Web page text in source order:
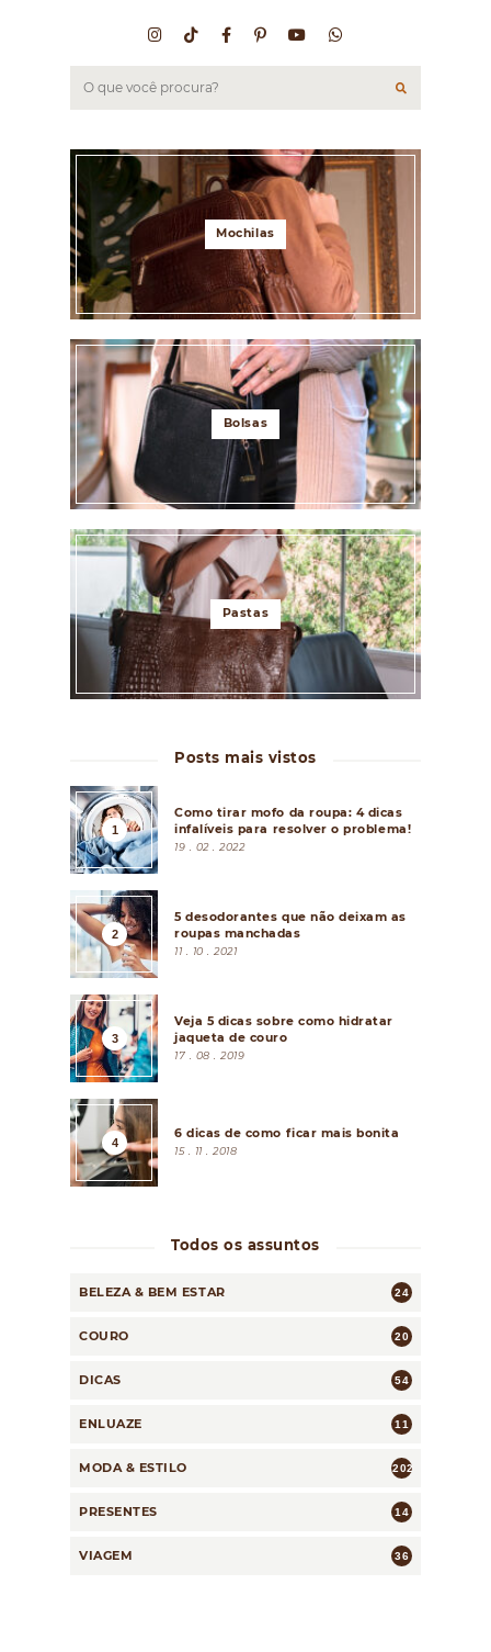
Mochilas
Bolsas
Pastas
Posts mais vistos
Como tirar mofo da roupa: 4 dicas
infalíveis para resolver o problema!
19 . 02 . 2022
5 desodorantes que não deixam as
roupas manchadas
11 . 10 . 2021
Veja 5 dicas sobre como hidratar
jaqueta de couro
17 . 08 . 2019
6 dicas de como ficar mais bonita
15 . 11 . 2018
Todos os assuntos
BELEZA & BEM ESTAR 24
COURO 20
DICAS 54
ENLUAZE 11
MODA & ESTILO 202
PRESENTES 14
VIAGEM 36